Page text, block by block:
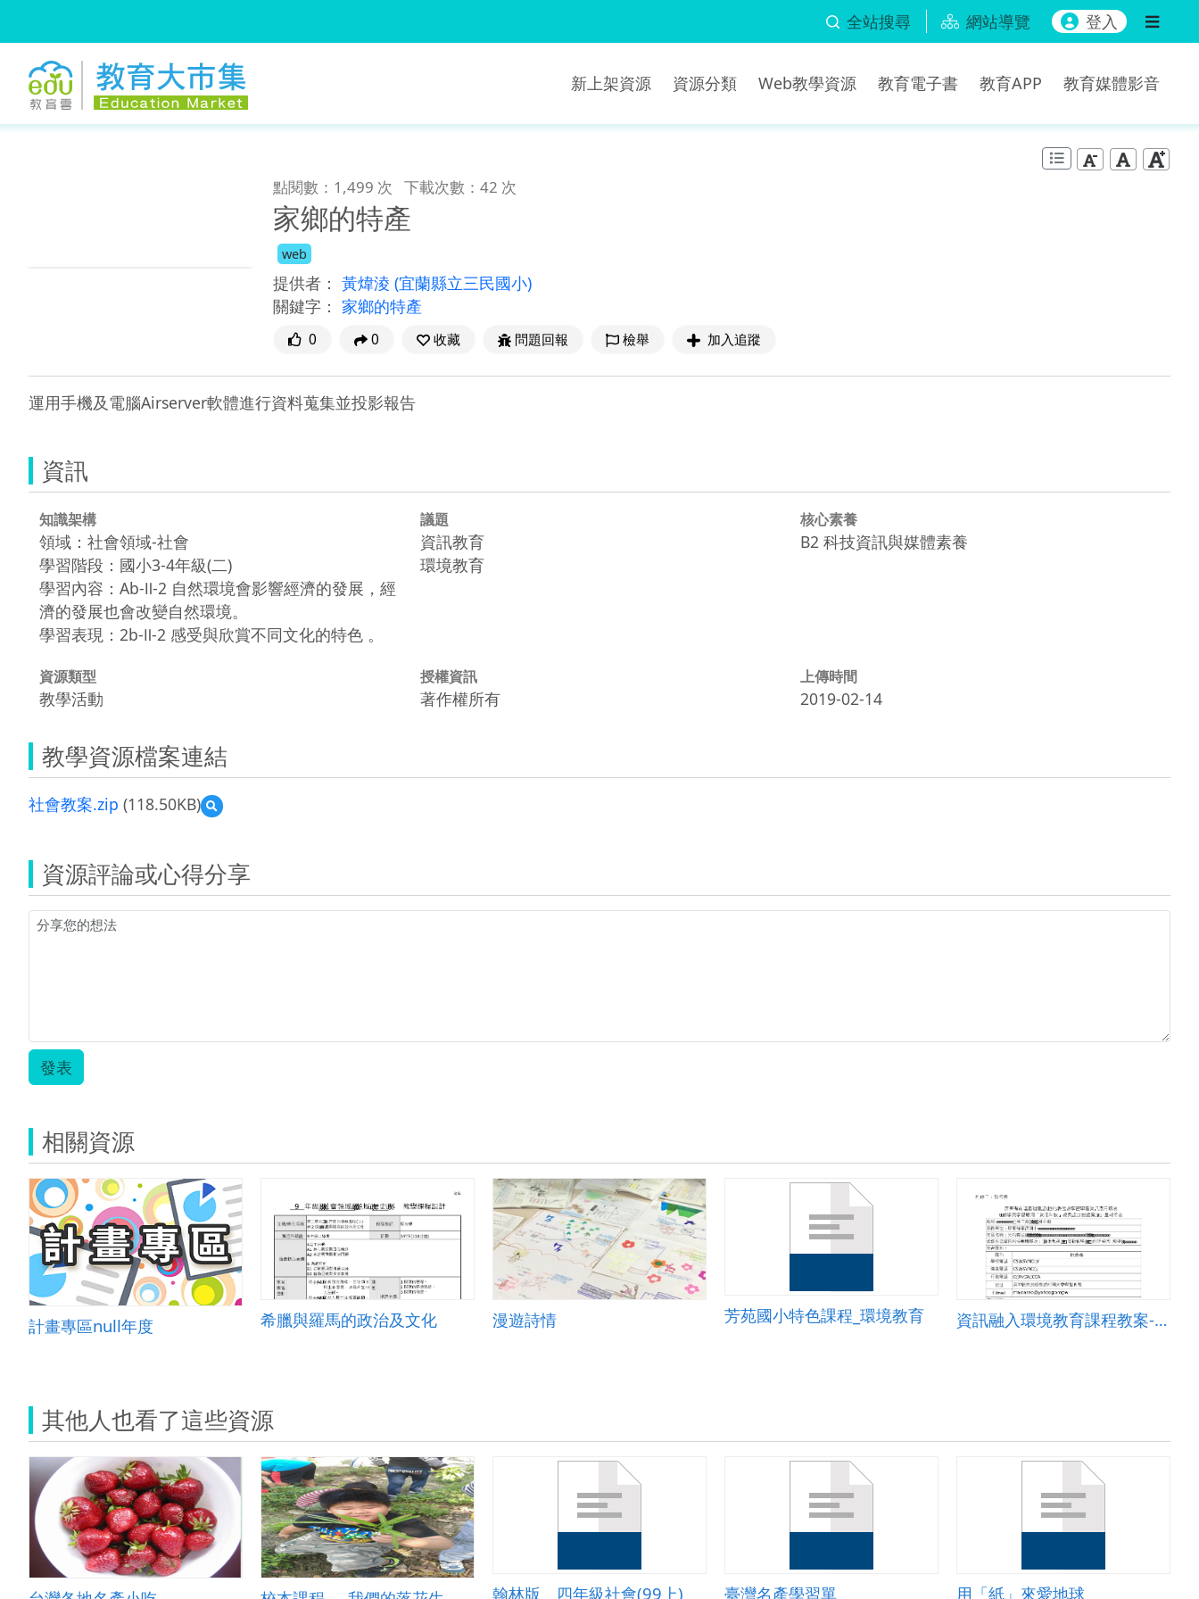
全站搜尋 網站導覽 登入
新上架資源 資源分類 Web教學資源 教育電子書 教育APP 教育媒體影音
點閱數：1,499 次 下載次數：42 次
家鄉的特產
web
提供者： 黃煒淩 (宜蘭縣立三民國小)
關鍵字： 家鄉的特產
0 0 收藏 問題回報 檢舉 加入追蹤
資訊
知識架構
領域：社會領域-社會
學習階段：國小3-4年級(二)
學習內容：Ab-Ⅱ-2 自然環境會影響經濟的發展，經
濟的發展也會改變自然環境。
學習表現：2b-Ⅱ-2 感受與欣賞不同文化的特色 。
議題
資訊教育
環境教育
核心素養
B2 科技資訊與媒體素養
資源類型
教學活動
授權資訊
著作權所有
上傳時間
2019-02-14
教學資源檔案連結
社會教案.zip (118.50KB)
預
覽
教
案.zip
資源評論或心得分享
發表
相關資源
計畫專區null年度 希臘與羅馬的政治及文化 漫遊詩情 芳苑國小特色課程_環境教育 資訊融入環境教育課程教案-泰武國國小 (3)
其他人也看了這些資源
翰林版＿四年級社會(99上) 臺灣名產學習單 用「紙」來愛地球